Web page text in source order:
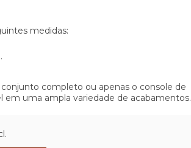
medidas:
completo ou apenas o console de
em uma ampla variedade de acabamentos.